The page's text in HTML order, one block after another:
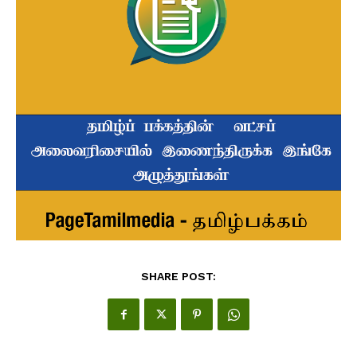
SHARE POST: